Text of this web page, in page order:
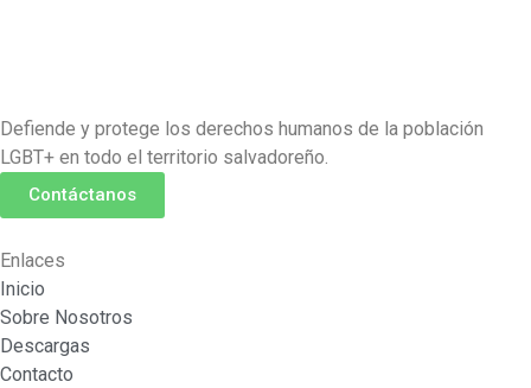
Defiende y protege los derechos humanos de la población
LGBT+ en todo el territorio salvadoreño.
Contáctanos
Enlaces
Inicio
Sobre Nosotros
Descargas
Contacto